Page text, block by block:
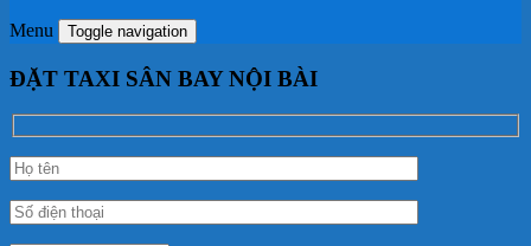
Menu Toggle navigation
ĐẶT TAXI SÂN BAY NỘI BÀI